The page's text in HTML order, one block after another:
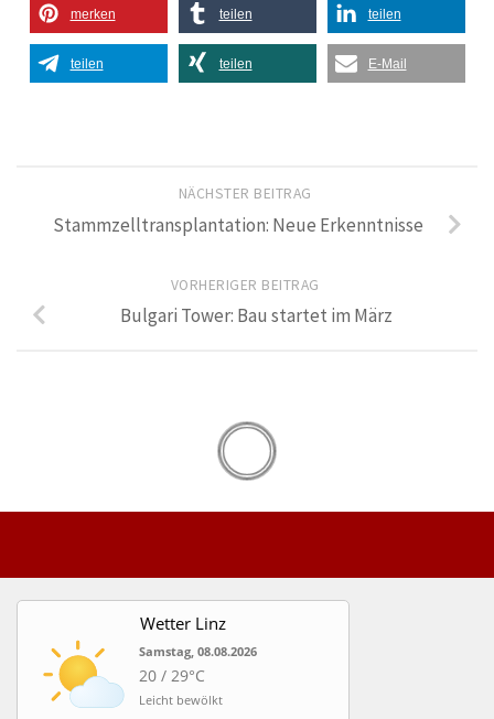
merken teilen teilen
teilen teilen E-Mail
NÄCHSTER BEITRAG
Stammzelltransplantation: Neue Erkenntnisse
VORHERIGER BEITRAG
Bulgari Tower: Bau startet im März
Wetter Linz
Samstag, 08.08.2026
20 / 29°C
Leicht bewölkt